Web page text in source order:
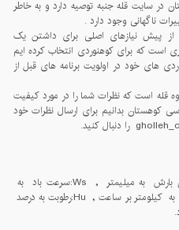
در سايت قله جنبه توصيه دارد و به خاطر
از پیش نیازهای اصلی برای داشتن یک
مسیری است که برای کوهنوردی انتخاب کرده ایم
کوهستان را در کوهنوردی های خود در اولویت برنامه های قبل از
قله است که نظرات شما را در مورد کیفیت
کوهستان بدانیم برای ارسال نظرات خود
Sn:ارتفاع برف به سانتی متر , Ra:میزان بارش به میلیمتر , Ws:سرعت باد به
کیلومتر بر ساعت , WG:سرعت باد جستی به کیلومتر بر ساعت , Hu:رطوبت به درصد